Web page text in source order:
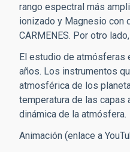
rango espectral más
ionizado y Magnesio con
CARMENES. Por otro
El estudio de atmósferas
años. Los instrumentos
atmosférica de los
temperatura de las
dinámica de la atmósfera.
Animación (enlace a